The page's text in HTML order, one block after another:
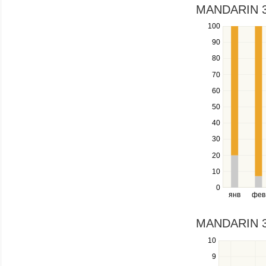
in
a
series.
MANDARIN
янв фев
0
10
20
30
40
50
60
70
80
90
100
Use
the
and
down
to
navigate
series.
Use
the
and
right
navigate
through
items
in
MANDARIN
9
10
Use
the